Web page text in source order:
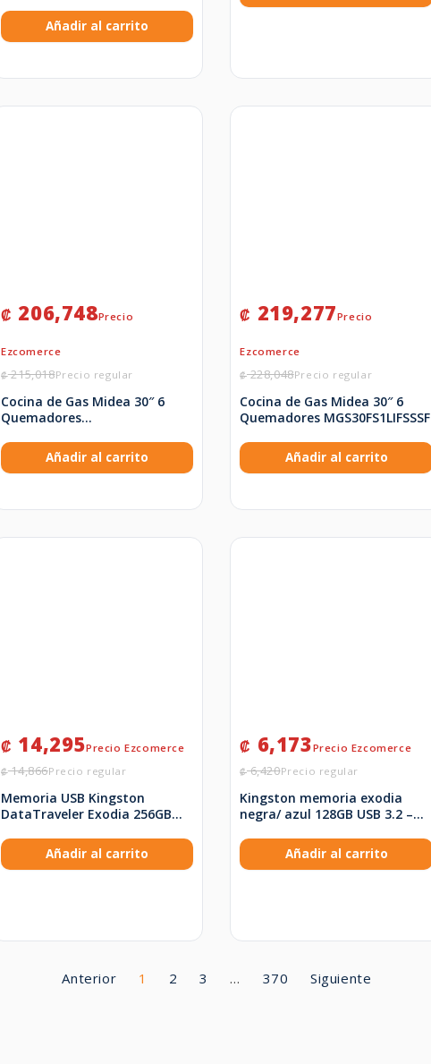
Añadir al carrito
₡215,018
₡ 206,748
Cocina de Gas Midea 30″ 6
Quemadores
Añadir al carrito
₡228,048
₡ 219,277
Cocina de Gas Midea 30″ 6
Quemadores MGS30FS1LIFSSSF
Añadir al carrito
₡14,866
₡ 14,295
Memoria USB Kingston
DataTraveler Exodia 256GB
Añadir al carrito
₡6,420
₡ 6,173
Kingston memoria exodia
negra/ azul 128GB USB 3.2 –
Añadir al carrito
Anterior 1 2 3 … 370 Siguiente